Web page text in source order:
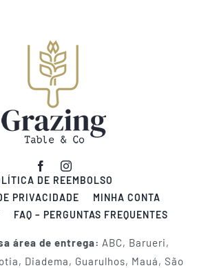
DE REEMBOLSO
PRIVACIDADE
MINHA CONTA
FAQ – PERGUNTAS FREQUENTES
área de entrega: ABC, Barueri,
Diadema, Guarulhos, Mauá, São